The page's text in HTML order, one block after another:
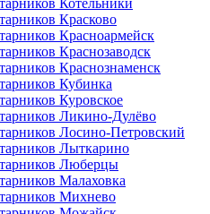
Котельники
Красково
Красноармейск
Краснозаводск
Краснознаменск
Кубинка
Куровское
Ликино-Дулёво
Лосино-Петровский
Лыткарино
Люберцы
Малаховка
Михнево